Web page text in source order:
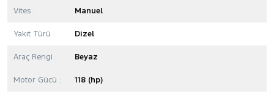
Vites : Manuel
Yakıt Türü : Dizel
Araç Rengi : Beyaz
Motor Gücü : 118 (hp)